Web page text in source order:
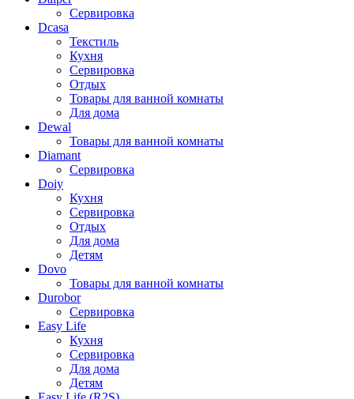
Сервировка
Dcasa
Текстиль
Кухня
Сервировка
Отдых
Товары для ванной комнаты
Для дома
Dewal
Товары для ванной комнаты
Diamant
Сервировка
Doiy
Кухня
Сервировка
Отдых
Для дома
Детям
Dovo
Товары для ванной комнаты
Durobor
Сервировка
Easy Life
Кухня
Сервировка
Для дома
Детям